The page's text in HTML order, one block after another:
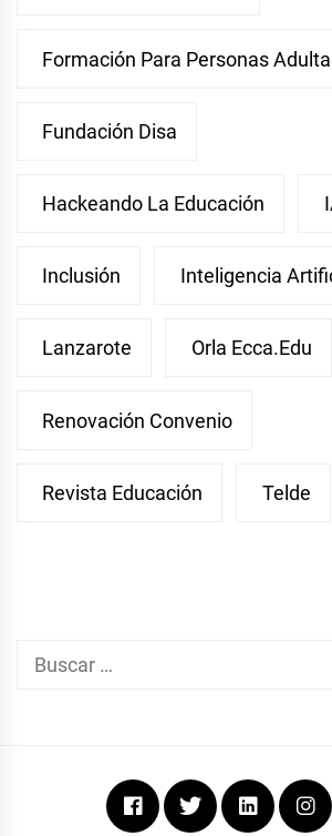
Formación Para Personas
Fundación Disa
Hackeando La Educación
Inclusión Inteligencia
Lanzarote Orla Ecca.edu
Renovación Convenio
Revista Educación Telde
Buscar:
FacebookTwitterLinkedin